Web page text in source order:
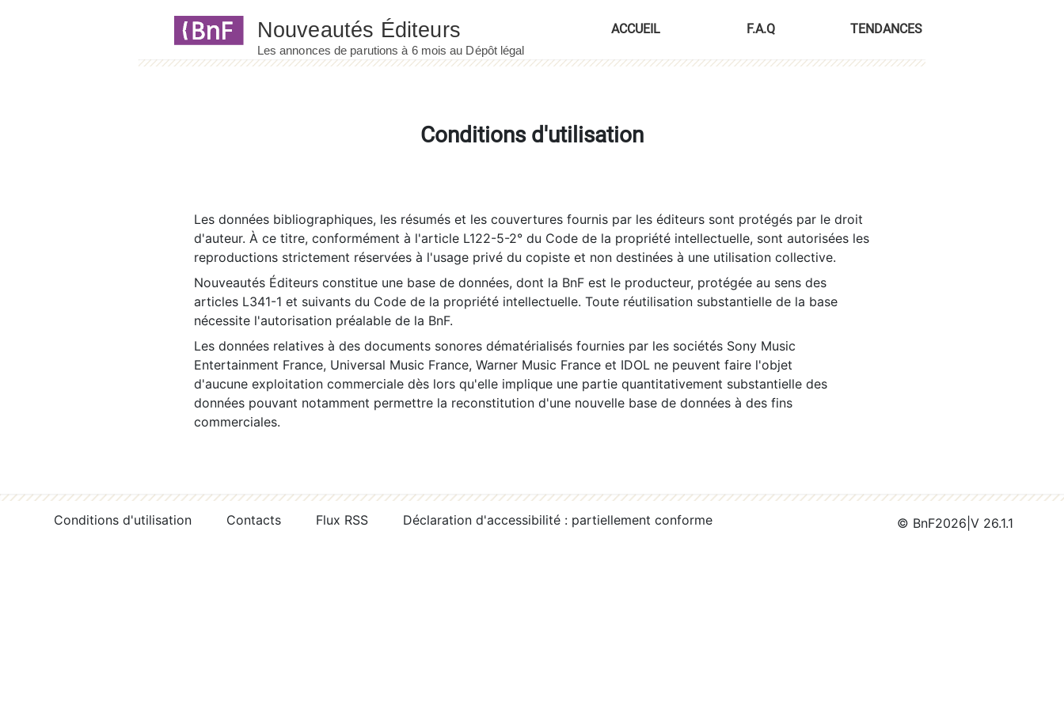
ACCUEIL F.A.Q TENDANCES
Conditions d'utilisation
Les données bibliographiques, les résumés et les couvertures fournis par les éditeurs sont protégés par le droit
d'auteur. À ce titre, conformément à l'article L122-5-2° du Code de la propriété intellectuelle, sont autorisées les
reproductions strictement réservées à l'usage privé du copiste et non destinées à une utilisation collective.
Nouveautés Éditeurs constitue une base de données, dont la BnF est le producteur, protégée au sens des
articles L341-1 et suivants du Code de la propriété intellectuelle. Toute réutilisation substantielle de la base
nécessite l'autorisation préalable de la BnF.
Les données relatives à des documents sonores dématérialisés fournies par les sociétés Sony Music
Entertainment France, Universal Music France, Warner Music France et IDOL ne peuvent faire l'objet
d'aucune exploitation commerciale dès lors qu'elle implique une partie quantitativement substantielle des
données pouvant notamment permettre la reconstitution d'une nouvelle base de données à des fins
commerciales.
Conditions d'utilisation Contacts Flux RSS Déclaration d'accessibilité : partiellement conforme © BnF2026 V 26.1.1